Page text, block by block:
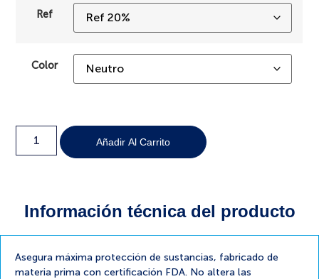
Ref
Color
Añadir Al Carrito
Información técnica del producto
Asegura máxima protección de sustancias, fabricado de
materia prima con certificación FDA. No altera las